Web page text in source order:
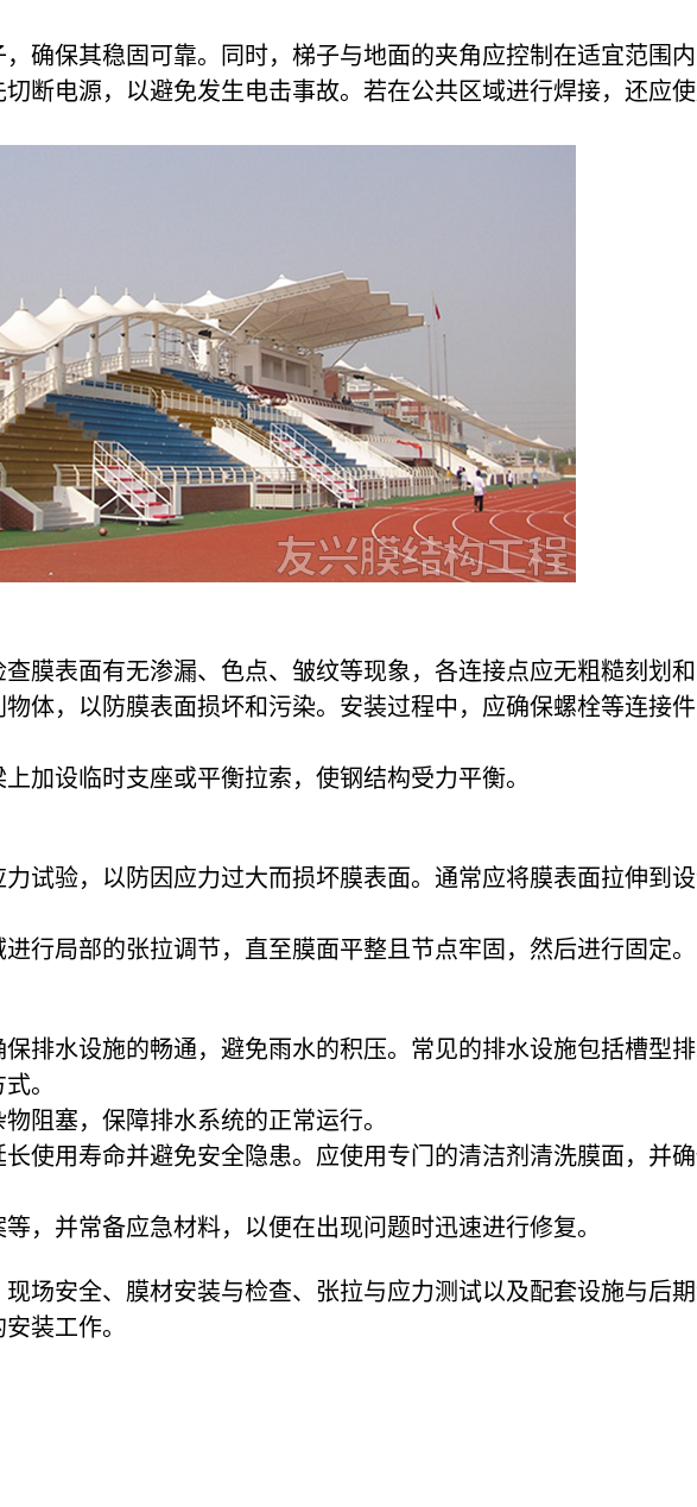
确保其稳固可靠。同时，梯子与地面的夹角应控制在适宜范围内
断电源，以避免发生电击事故。若在公共区域进行焊接，还应
膜表面有无渗漏、色点、皱纹等现象，各连接点应无粗糙刻划和
体，以防膜表面损坏和污染。安装过程中，应确保螺栓等连接
加设临时支座或平衡拉索，使钢结构受力平衡。
试验，以防因应力过大而损坏膜表面。通常应将膜表面拉伸到
行局部的张拉调节，直至膜面平整且节点牢固，然后进行固定。
排水设施的畅通，避免雨水的积压。常见的排水设施包括槽型
。
阻塞，保障排水系统的正常运行。
使用寿命并避免安全隐患。应使用专门的清洁剂清洗膜面，并
，并常备应急材料，以便在出现问题时迅速进行修复。
场安全、膜材安装与检查、张拉与应力测试以及配套设施与后
装工作。